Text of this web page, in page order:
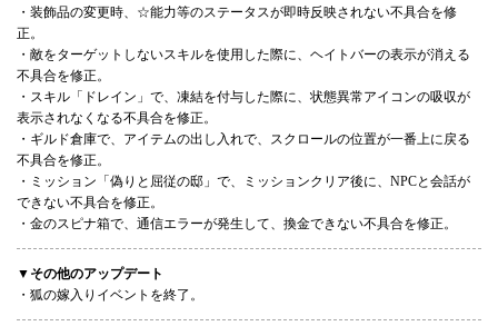
・装飾品の変更時、☆能力等のステータスが即時反映されない不具合を修
正。
・敵をターゲットしないスキルを使用した際に、ヘイトバーの表示が消える
不具合を修正。
・スキル「ドレイン」で、凍結を付与した際に、状態異常アイコンの吸収が
表示されなくなる不具合を修正。
・ギルド倉庫で、アイテムの出し入れで、スクロールの位置が一番上に戻る
不具合を修正。
・ミッション「偽りと屈従の邸」で、ミッションクリア後に、NPCと会話が
できない不具合を修正。
・金のスピナ箱で、通信エラーが発生して、換金できない不具合を修正。
▼その他のアップデート
・狐の嫁入りイベントを終了。